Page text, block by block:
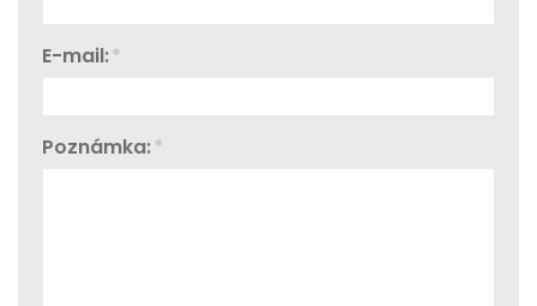
*
E-mail:
*
Poznámka: